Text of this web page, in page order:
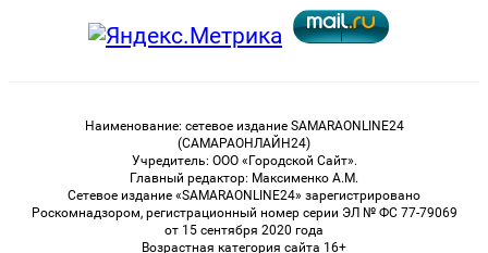
Наименование: сетевое издание SAMARAONLINE24
(САМАРАОНЛАЙН24)
Учредитель: ООО «Городской Сайт».
Главный редактор: Максименко А.М.
Сетевое издание «SAMARAONLINE24» зарегистрировано
Роскомнадзором, регистрационный номер серии ЭЛ № ФС 77-79069
от 15 сентября 2020 года
Возрастная категория сайта 16+